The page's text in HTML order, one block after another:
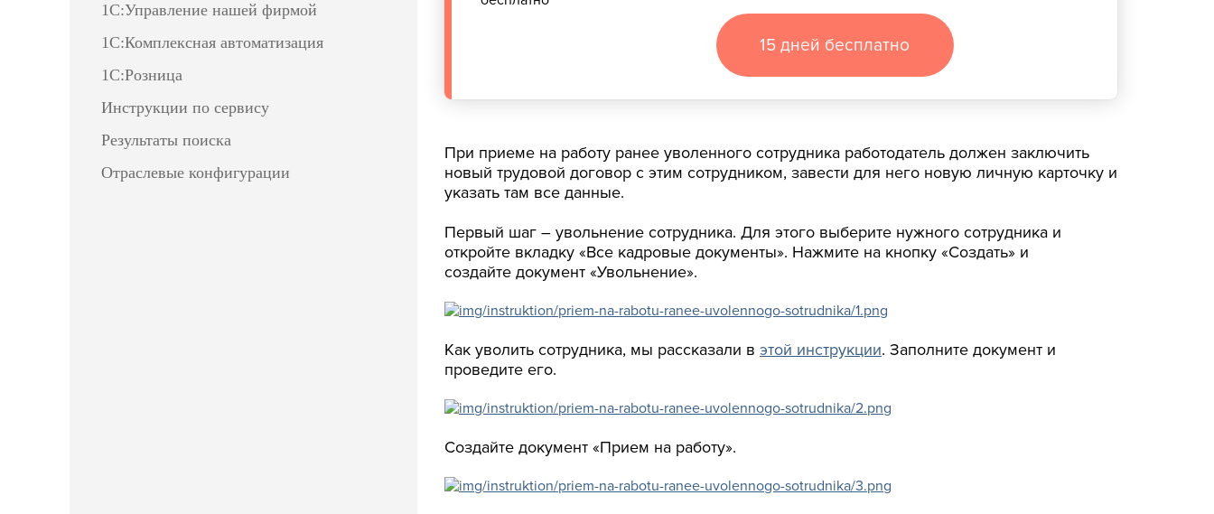
1С:Управление нашей фирмой
1С:Комплексная автоматизация
1С:Розница
Инструкции по сервису
Результаты поиска
Отраслевые конфигурации
15 дней бесплатно
При приеме на работу ранее уволенного сотрудника работодатель должен заключить
новый трудовой договор с этим сотрудником, завести для него новую личную карточку и
указать там все данные.
Первый шаг – увольнение сотрудника. Для этого выберите нужного сотрудника и
откройте вкладку «Все кадровые документы». Нажмите на кнопку «Создать» и
создайте документ «Увольнение».
Как уволить сотрудника, мы рассказали в этой инструкции. Заполните документ и
проведите его.
Создайте документ «Прием на работу».